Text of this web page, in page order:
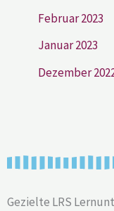
Februar 2023
Januar 2023
Dezember
Gezielte LRS